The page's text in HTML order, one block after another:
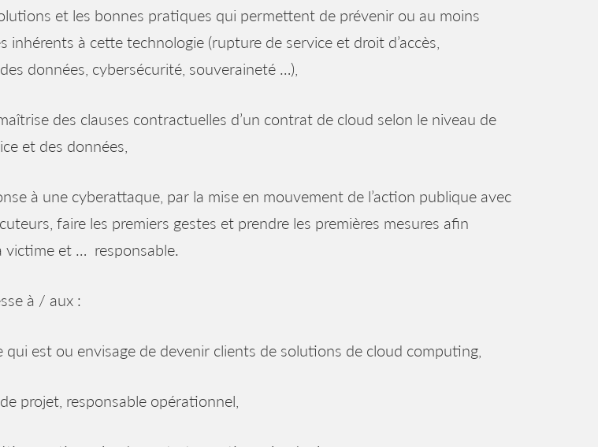
et les bonnes pratiques qui permettent de prévenir ou au moins
inhérents à cette technologie (rupture de service et droit d’accès,
données, cybersécurité, souveraineté …),
des clauses contractuelles d’un contrat de cloud selon le niveau de
et des données,
à une cyberattaque, par la mise en mouvement de l’action publique avec
faire les premiers gestes et prendre les premières mesures afin
victime et … responsable.
à / aux :
qui est ou envisage de devenir clients de solutions de cloud computing,
projet, responsable opérationnel,